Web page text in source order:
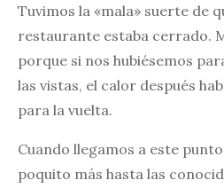
Tuvimos la «mala» suerte de
restaurante estaba cerrado.
porque si nos hubiésemos
las vistas, el calor después
para la vuelta.
Cuando llegamos a este
poquito más hasta las